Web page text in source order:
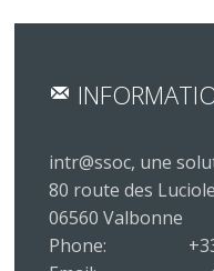
intr@ssoc, une
80 route des
06560 Valbonne
Phone: